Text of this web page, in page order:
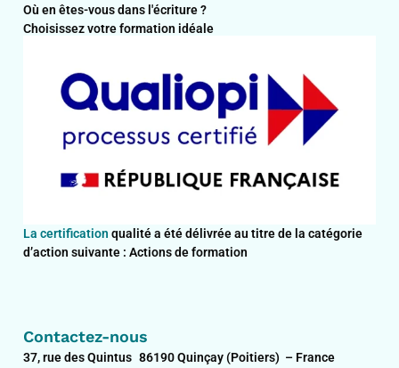
Où en êtes-vous dans l'écriture ?
Choisissez votre formation idéale
La certificationqualité a été délivrée au titre de la catégorie
d’action suivante : Actions de formation
Contactez-nous
37, rue des Quintus 86190 Quinçay (Poitiers) – France